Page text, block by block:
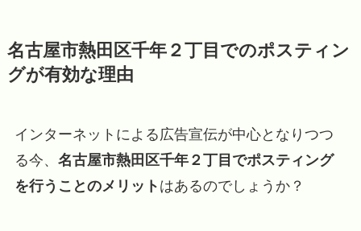
名古屋市熱田区千年２丁目でのポスティン
グが有効な理由
インターネットによる広告宣伝が中心となりつつ
る今、 名古屋市熱田区千年２丁目でポスティング
を行うことのメリット はあるのでしょうか？